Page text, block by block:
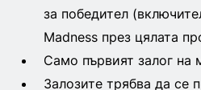
за победител
Madness през цялата
Само първият залог на
Залозите трябва да се